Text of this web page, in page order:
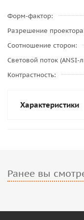
Форм-фактор
Разрешение проектора
Соотношение сторон
Световой поток (ANSI-
Контрастность
Характеристики
Ранее вы